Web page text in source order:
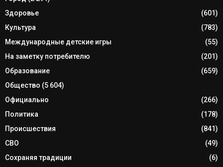
Здоровье
(601)
Культура
(783)
Международные детские игры
(55)
На заметку потребителю
(201)
Образование
(659)
Общество (5 604)
Официально
(266)
Политика
(178)
Происшествия
(841)
СВО
(49)
Сохраняя традиции
(6)